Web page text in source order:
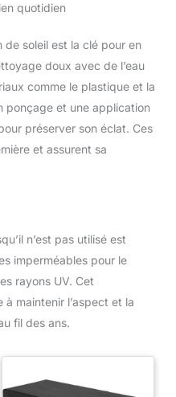
quotidien
de soleil est la clé pour en
doux avec de l’eau
comme le plastique et la
ponçage et une application
préserver son éclat. Ces
et assurent sa
n’est pas utilisé est
imperméables pour le
rayons UV. Cet
maintenir l’aspect et la
fil des ans.